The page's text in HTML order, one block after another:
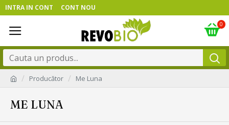
INTRA IN CONT CONT NOU
0
Producător Me Luna
ME LUNA